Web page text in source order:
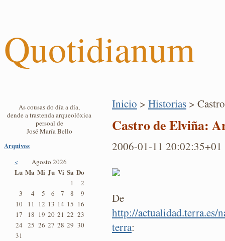
Quotidianum
As cousas do día a día,
dende a trastenda arqueolóxica
persoal de
José María Bello
Arquivos
< Agosto 2026
Lu Ma Mi Ju Vi Sa Do
1
2
3
4 5 6 7 8
9
10
11 12 13 14 15 16
17
18 19 20 21 22 23
24
25 26 27 28 29 30
31
Inicio > Historias >
Castro de Elviña:
2006-01-11 20:02:35+01
De
http://actualidad.terra.es/
terra: